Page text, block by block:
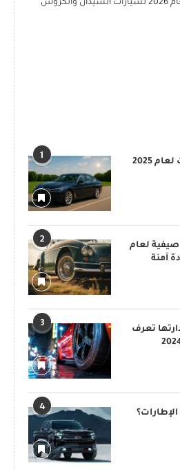
أفضل 10 إطارات صينية لعام 2026 لسيارات السيدان والكروس
1
2
10 كفرات صيفية لعام
آمنة
3
تعرف
4